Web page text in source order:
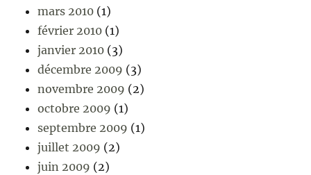
mars 2010 (1)
février 2010 (1)
janvier 2010 (3)
décembre 2009 (3)
novembre 2009 (2)
octobre 2009 (1)
septembre 2009 (1)
juillet 2009 (2)
juin 2009 (2)